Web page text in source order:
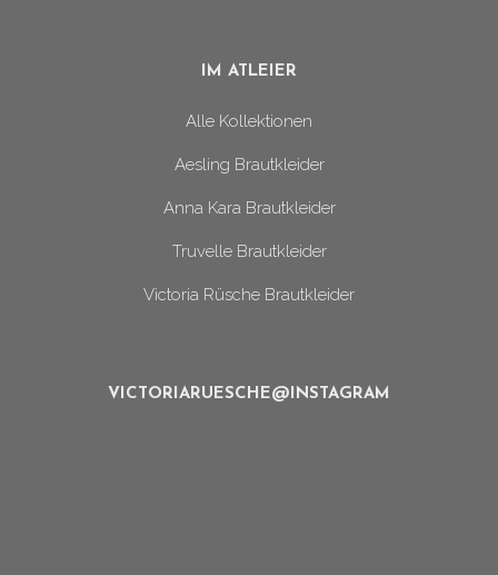
IM ATLEIER
Alle Kollektionen
Aesling Brautkleider
Anna Kara Brautkleider
Truvelle Brautkleider
Victoria Rüsche Brautkleider
VICTORIARUESCHE@INSTAGRAM